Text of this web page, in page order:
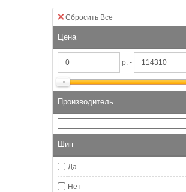
Сбросить Все
Цена
р. -
Производитель
Шип
Да
Нет